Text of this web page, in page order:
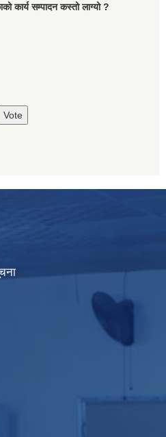
कार्य सम्पादन कस्तो लाग्यो ?